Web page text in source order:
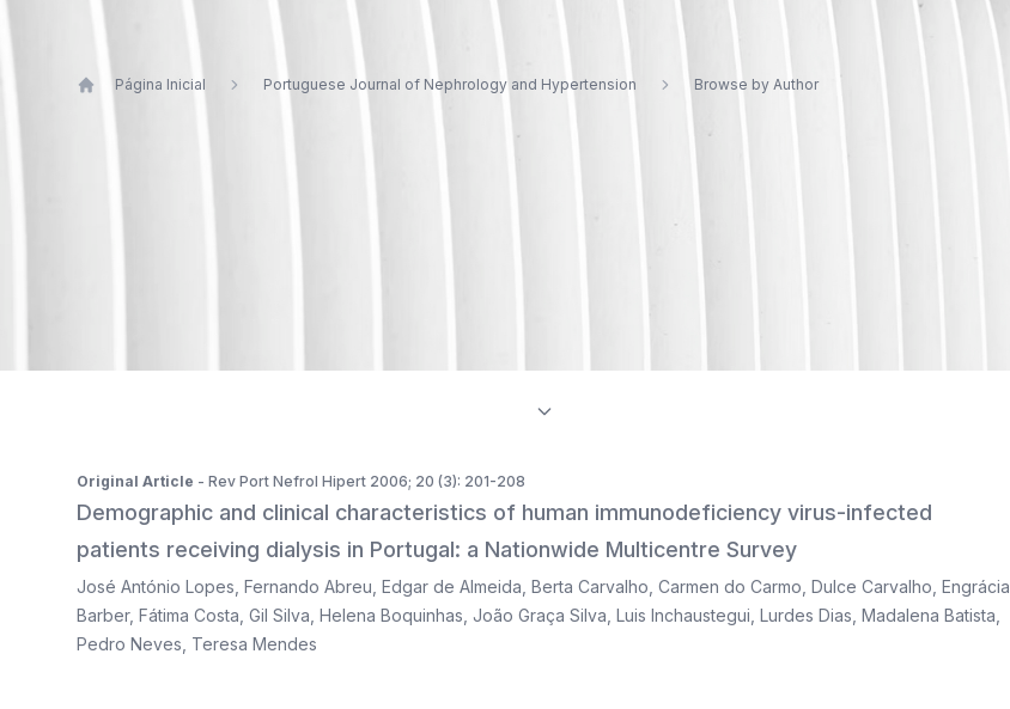
Página Inicial Portuguese Journal of Nephrology and Hypertension Browse by Author
Publications by João Graça Silva
Original Article - Rev Port Nefrol Hipert 2006; 20 (3): 201-208
Demographic and clinical characteristics of human immunodeficiency virus-infected
patients receiving dialysis in Portugal: a Nationwide Multicentre Survey
José António Lopes Fernando Abreu Edgar de Almeida Berta Carvalho Carmen do Carmo Dulce Carvalho Engrácia
Barber, Fátima Costa Gil Silva Helena Boquinhas João Graça Silva Luis Inchaustegui Lurdes Dias Madalena Batista
Pedro Neves Teresa Mendes